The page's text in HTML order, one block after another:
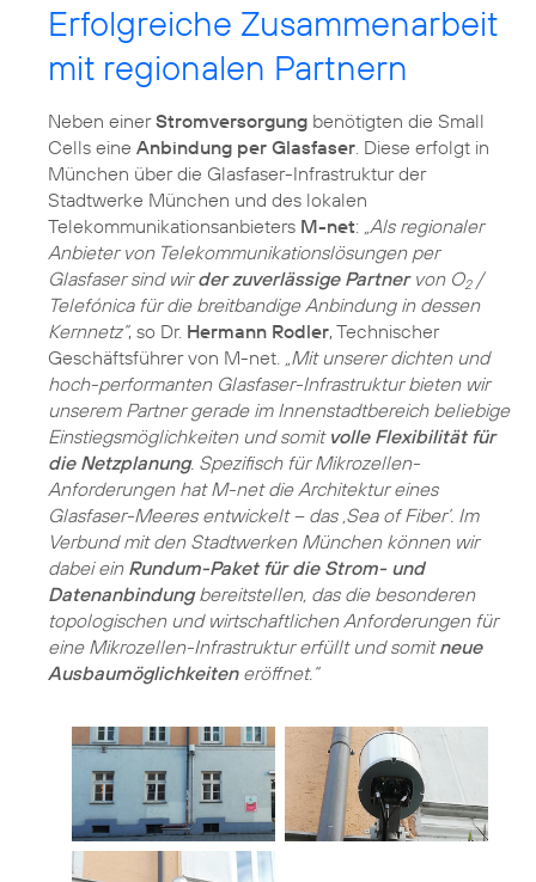
Erfolgreiche Zusammenarbeit
mit regionalen Partnern
Neben einerStromversorgung benötigten die Small
Cells eine Anbindung per Glasfaser. Diese erfolgt in
München über die Glasfaser-Infrastruktur der
Stadtwerke München und des lokalen
Telekommunikationsanbieters M-net: „Als regionaler
Anbieter von Telekommunikationslösungen per
Glasfaser sind wirder zuverlässige Partnervon O2/
Telefónica für die breitbandige Anbindung in dessen
Kernnetz“, so Dr. Hermann Rodler, Technischer
Geschäftsführer von M-net. „Mit unserer dichten und
hoch-performanten Glasfaser-Infrastruktur bieten wir
unserem Partner gerade im Innenstadtbereich beliebige
Einstiegsmöglichkeiten und somit volle Flexibilität für
die Netzplanung. Spezifisch für Mikrozellen-
Anforderungen hat M-net die Architektur eines
Glasfaser-Meeres entwickelt – das ‚Sea of Fiber‘. Im
Verbund mit den Stadtwerken München können wir
dabei ein Rundum-Paket für die Strom- und
Datenanbindungbereitstellen, das die besonderen
topologischen und wirtschaftlichen Anforderungen für
eine Mikrozellen-Infrastruktur erfüllt und somitneue
Ausbaumöglichkeiteneröffnet.“